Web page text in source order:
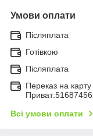
Умови оплати
Післяплата
Готівкою
Післяплата
Переказ на
Всі умови оплати